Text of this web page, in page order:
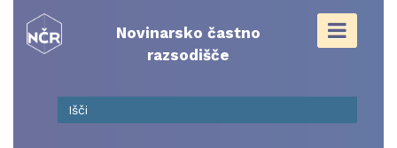
content
Novinarsko častno
razsodišče